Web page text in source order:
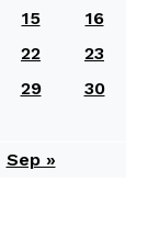
15
16
22
23
29
30
Sep »